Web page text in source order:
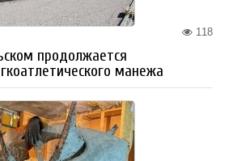
118
продолжается
манежа